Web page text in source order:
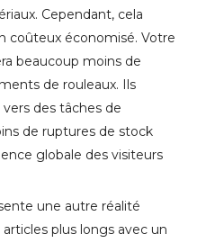
Cependant, cela
coûteux économisé. Votre
beaucoup moins de
de rouleaux. Ils
des tâches de
de ruptures de stock
globale des visiteurs
une autre réalité
plus longs avec un